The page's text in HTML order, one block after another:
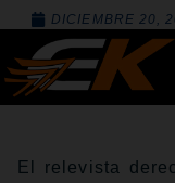
DICIEMBRE 20,
El relevista